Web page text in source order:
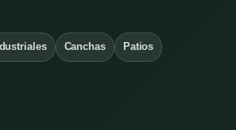
Canchas Patios